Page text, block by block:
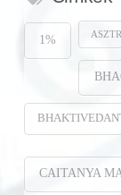
1%
CAITANYA